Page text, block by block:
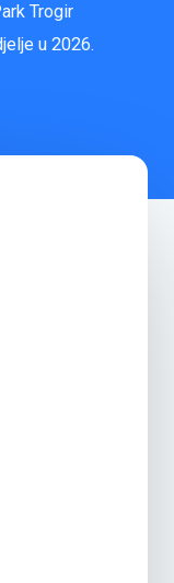
Trogir
u 2026.